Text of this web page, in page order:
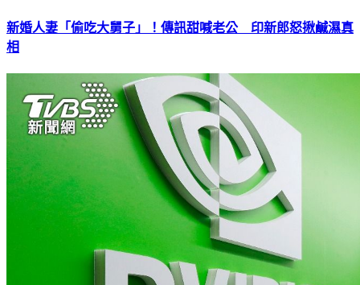
新婚人妻「偷吃大舅子」！傳訊甜喊老公 印新郎怒揪鹹濕真
相